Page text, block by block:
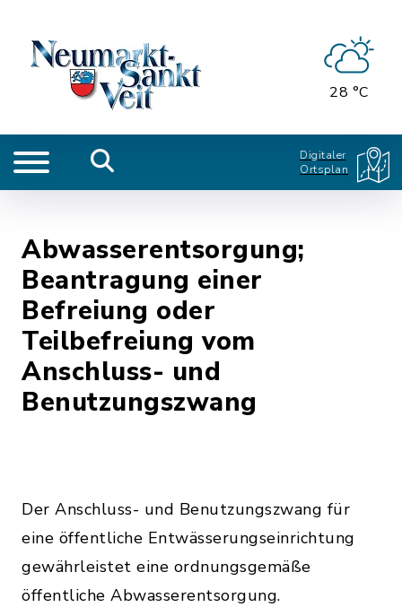
28 °C
Digitaler
Ortsplan
Abwasserentsorgung;
Beantragung einer
Befreiung oder
Teilbefreiung vom
Anschluss- und
Benutzungszwang
Der Anschluss- und Benutzungszwang für
eine öffentliche Entwässerungseinrichtung
gewährleistet eine ordnungsgemäße
öffentliche Abwasserentsorgung.